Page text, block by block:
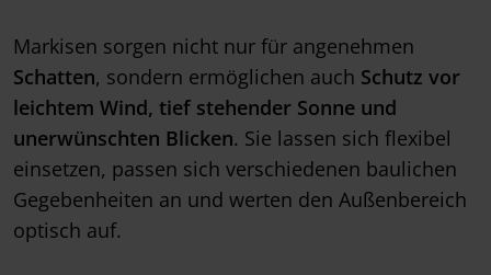
Markisen sorgen nicht nur für angenehmen
Schatten, sondern ermöglichen auch Schutz vor
leichtem Wind, tief stehender Sonne und
unerwünschten Blicken. Sie lassen sich flexibel
einsetzen, passen sich verschiedenen baulichen
Gegebenheiten an und werten den Außenbereich
optisch auf.